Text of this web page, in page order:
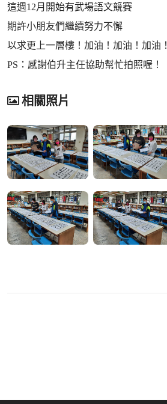
這週12月開始有武場語文競賽
期許小朋友們繼續努力不懈
以求更上一層樓！加油！加油！加油！
PS：感謝伯升主任協助幫忙拍照喔！
相關照片